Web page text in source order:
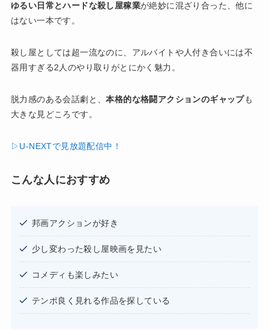
ゆるい日常とハードな殺し屋稼業が絶妙に混ざり合った、他に
はない一本です。
殺し屋としては超一流なのに、アルバイトや人付き合いには不
器用すぎる2人のやり取りがとにかく魅力。
脱力感のある会話劇と、本格的な格闘アクションのギャップも
大きな見どころです。
▷U-NEXTで見放題配信中！
こんな人におすすめ
邦画アクションが好き
少し変わった殺し屋映画を見たい
コメディも楽しみたい
テンポ良く見れる作品を探している